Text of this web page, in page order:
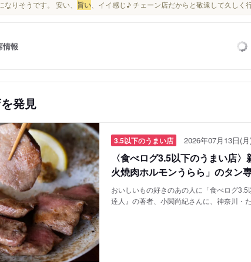
なりそうです。 安い、 旨い 、イイ感じ♪ チェーン店だからと敬遠して久し
情報
発見
3.5以下のうまい店 2026年07月13日(
〈食べログ3.5以下のうまい店
火焼肉ホルモンうらら」のタン
おいしいもの好きのあの人に「食べログ
達人』の著者、小関尚紀さんに、神奈川・